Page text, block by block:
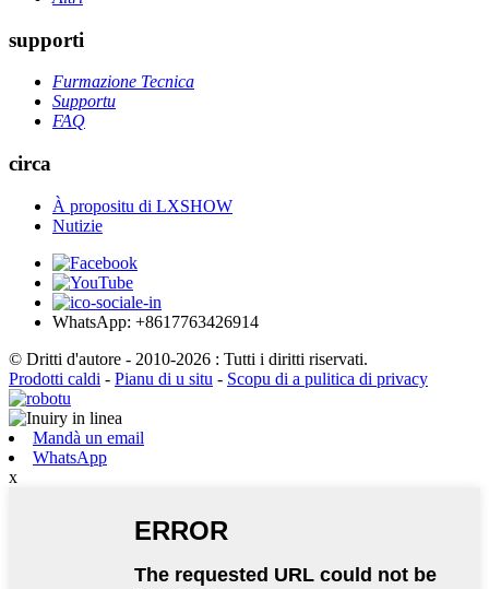
supporti
Furmazione Tecnica
Supportu
FAQ
circa
À propositu di LXSHOW
Nutizie
WhatsApp: +8617763426914
© Dritti d'autore - 2010-2026 : Tutti i diritti riservati.
Prodotti caldi - Pianu di u situ - Scopu di a pulitica di privacy
Mandà un email
WhatsApp
x